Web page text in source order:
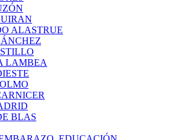
ALASTRUE
LAMBEA
BLAS